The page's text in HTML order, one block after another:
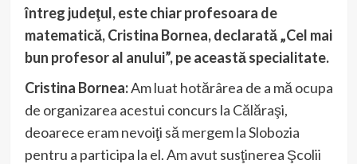
întreg judeţul, este chiar profesoara de
matematică, Cristina Bornea, declarată „Cel mai
bun profesor al anului”, pe această specialitate.
Cristina Bornea:Am luat hotărârea de a mă ocupa
de organizarea acestui concurs la Călăraşi,
deoarece eram nevoiţi să mergem la Slobozia
pentru a participa la el. Am avut susţinerea Şcolii